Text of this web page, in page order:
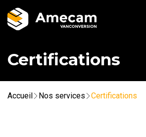
Certifications
Accueil Nos services Certifications